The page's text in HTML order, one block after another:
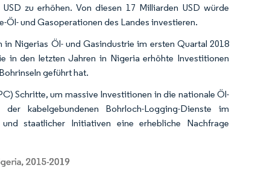
zu erhöhen. Von diesen 17 Milliarden USD würde
und Gasoperationen des Landes investieren.
Nigerias Öl- und Gasindustrie im ersten Quartal 2018
in den letzten Jahren in Nigeria erhöhte Investitionen
geführt hat.
Schritte, um massive Investitionen in die nationale Öl-
kabelgebundenen Bohrloch-Logging-Dienste im
staatlicher Initiativen eine erhebliche Nachfrage